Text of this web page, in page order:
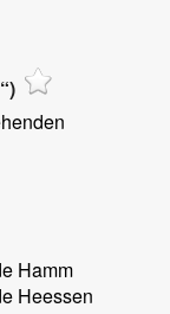
Hamm
Heessen